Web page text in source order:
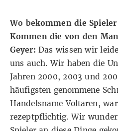
Wo bekommen die
Kommen die von den
Geyer:Das wissen wir
uns auch. Wir haben die
Jahren 2000, 2003 und
häufigsten genommene
Handelsname Voltaren,
rezeptpflichtig. Wir